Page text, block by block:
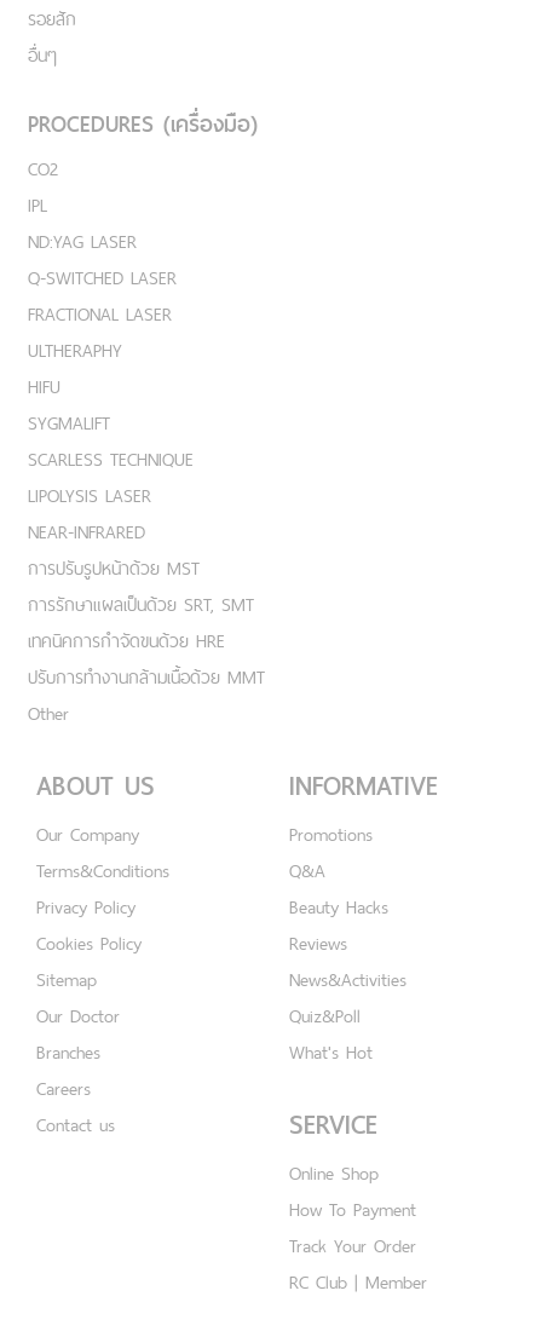
รอยสัก
อื่นๆ
PROCEDURES (เครื่องมือ)
CO2
IPL
ND:YAG LASER
Q-SWITCHED LASER
FRACTIONAL LASER
ULTHERAPHY
HIFU
SYGMALIFT
SCARLESS TECHNIQUE
LIPOLYSIS LASER
NEAR-INFRARED
การปรับรูปหน้าด้วย MST
การรักษาแผลเป็นด้วย SRT, SMT
เทคนิคการกำจัดขนด้วย HRE
ปรับการทำงานกล้ามเนื้อด้วย MMT
Other
ABOUT US
Our Company
Terms&Conditions
Privacy Policy
Cookies Policy
Sitemap
Our Doctor
Branches
Careers
Contact us
INFORMATIVE
Promotions
Q&A
Beauty Hacks
Reviews
News&Activities
Quiz&Poll
What's Hot
SERVICE
Online Shop
How To Payment
Track Your Order
RC Club | Member